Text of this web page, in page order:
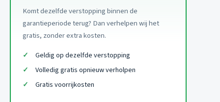
Komt dezelfde verstopping binnen de
garantieperiode terug? Dan verhelpen wij het
gratis, zonder extra kosten.
Geldig op dezelfde verstopping
Volledig gratis opnieuw verholpen
Gratis voorrijkosten